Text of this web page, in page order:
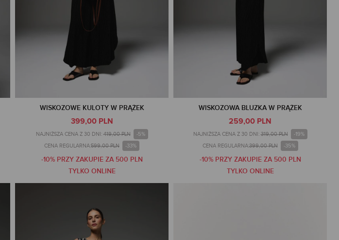
WISKOZOWE KULOTY W PRĄŻEK
399,00 PLN
NAJNIŻSZA CENA Z 30 DNI: 419,00 PLN -5%
CENA REGULARNA:599,00 PLN -33%
-10% PRZY ZAKUPIE ZA 500 PLN
TYLKO ONLINE
WISKOZOWA BLUZKA W PRĄŻEK
259,00 PLN
NAJNIŻSZA CENA Z 30 DNI: 319,00 PLN -19%
CENA REGULARNA:399,00 PLN -35%
-10% PRZY ZAKUPIE ZA 500 PLN
TYLKO ONLINE